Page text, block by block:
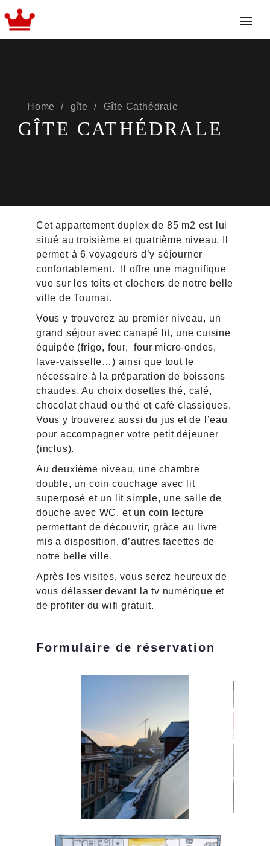
Home gîte Gîte Cathédrale
GÎTE CATHÉDRALE
Cet appartement duplex de 85 m2 est lui
situé au troisième et quatrième niveau. Il
permet à 6 voyageurs d’y séjourner
confortablement. Il offre une magnifique
vue sur les toits et clochers de notre belle
ville de Tournai.
Vous y trouverez au premier niveau, un
grand séjour avec canapé lit, une cuisine
équipée (frigo, four, four micro-ondes,
lave-vaisselle…) ainsi que tout le
nécessaire à la préparation de boissons
chaudes. Au choix dosettes thé, café,
chocolat chaud ou thé et café classiques.
Vous y trouverez aussi du jus et de l’eau
pour accompagner votre petit déjeuner
(inclus).
Au deuxième niveau, une chambre
double, un coin couchage avec lit
superposé et un lit simple, une salle de
douche avec WC, et un coin lecture
permettant de découvrir, grâce au livre
mis a disposition, d’autres facettes de
notre belle ville.
Après les visites, vous serez heureux de
vous délasser devant la tv numérique et
de profiter du wifi gratuit.
Formulaire de réservation